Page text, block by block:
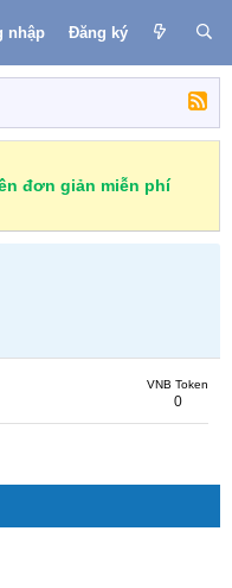
nhập Đăng ký
đơn giản miễn phí
VNB Token
0